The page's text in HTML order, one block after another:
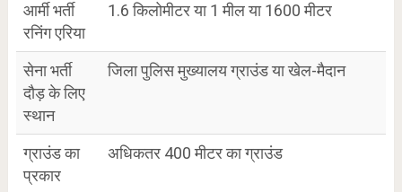
आर्मी भर्ती
रनिंग एरिया
1.6 किलोमीटर या 1 मील या 1600 मीटर
सेना भर्ती
दौड़ के लिए
स्थान
जिला पुलिस मुख्यालय ग्राउंड या खेल-मैदान
ग्राउंड का
प्रकार
अधिकतर 400 मीटर का ग्राउंड